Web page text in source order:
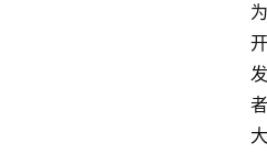
为
开
发
者
大